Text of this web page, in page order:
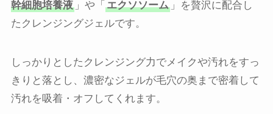
幹細胞培養液」や「 エクソソーム」を贅沢に配合し
たクレンジングジェルです。
しっかりとしたクレンジング力でメイクや汚れをすっ
きりと落とし、濃密なジェルが毛穴の奥まで密着して
汚れを吸着・オフしてくれます。